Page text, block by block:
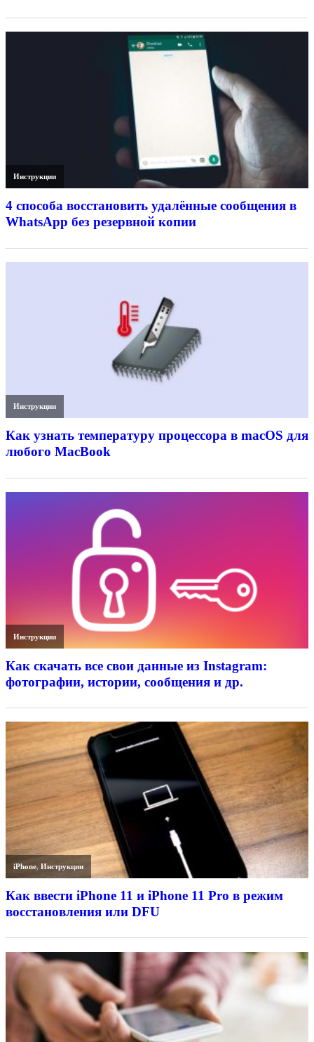
Инструкции
4 способа восстановить удалённые сообщения в
WhatsApp без резервной копии
Инструкции
Как узнать температуру процессора в macOS для
любого MacBook
Инструкции
Как скачать все свои данные из Instagram:
фотографии, истории, сообщения и др.
iPhone,Инструкции
Как ввести iPhone 11 и iPhone 11 Pro в режим
восстановления или DFU